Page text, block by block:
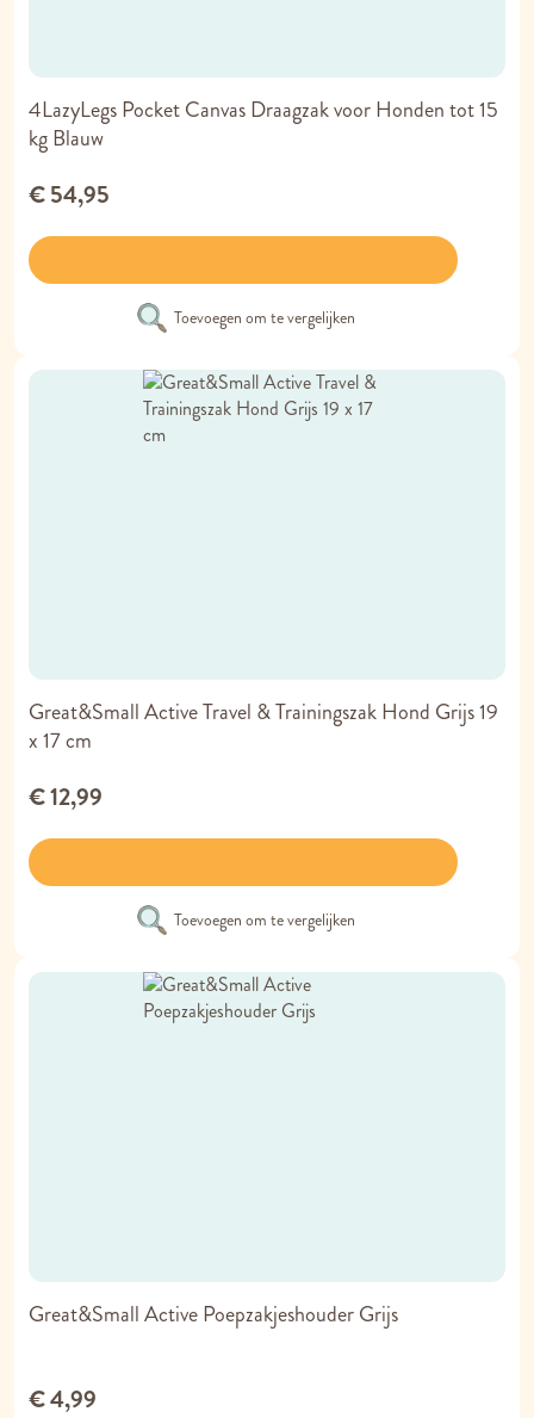
4LazyLegs Pocket Canvas Draagzak voor Honden tot 15
kg Blauw
€ 54,95
Toevoegen om te vergelijken
Great&Small Active Travel & Trainingszak Hond Grijs 19
x 17 cm
€ 12,99
Toevoegen om te vergelijken
Great&Small Active Poepzakjeshouder Grijs
€ 4,99